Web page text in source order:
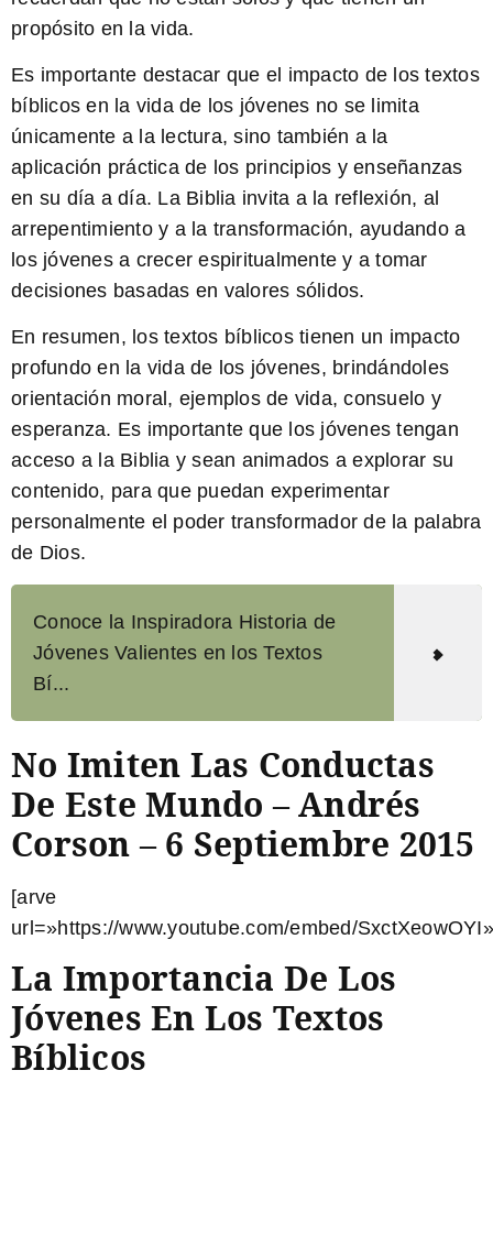
propósito en la vida.
Es importante destacar que el impacto de los textos
bíblicos en la vida de los jóvenes no se limita
únicamente a la lectura, sino también a la
aplicación práctica de los principios y enseñanzas
en su día a día. La Biblia invita a la reflexión, al
arrepentimiento y a la transformación, ayudando a
los jóvenes a crecer espiritualmente y a tomar
decisiones basadas en valores sólidos.
En resumen, los textos bíblicos tienen un impacto
profundo en la vida de los jóvenes, brindándoles
orientación moral, ejemplos de vida, consuelo y
esperanza. Es importante que los jóvenes tengan
acceso a la Biblia y sean animados a explorar su
contenido, para que puedan experimentar
personalmente el poder transformador de la palabra
de Dios.
Conoce la Inspiradora Historia de
Jóvenes Valientes en los Textos
Bí...
No Imiten Las Conductas
De Este Mundo – Andrés
Corson – 6 Septiembre 2015
[arve
url=»https://www.youtube.com/embed/
La Importancia De Los
Jóvenes En Los Textos
Bíblicos